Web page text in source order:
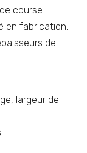
course
en fabrication,
de
largeur de